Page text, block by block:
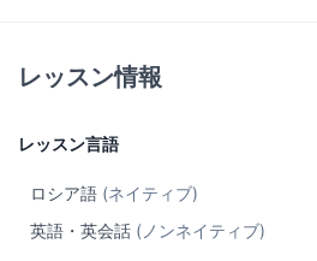
レッスン情報
レッスン言語
ロシア語 (ネイティブ)
英語・英会話 (ノンネイティブ)